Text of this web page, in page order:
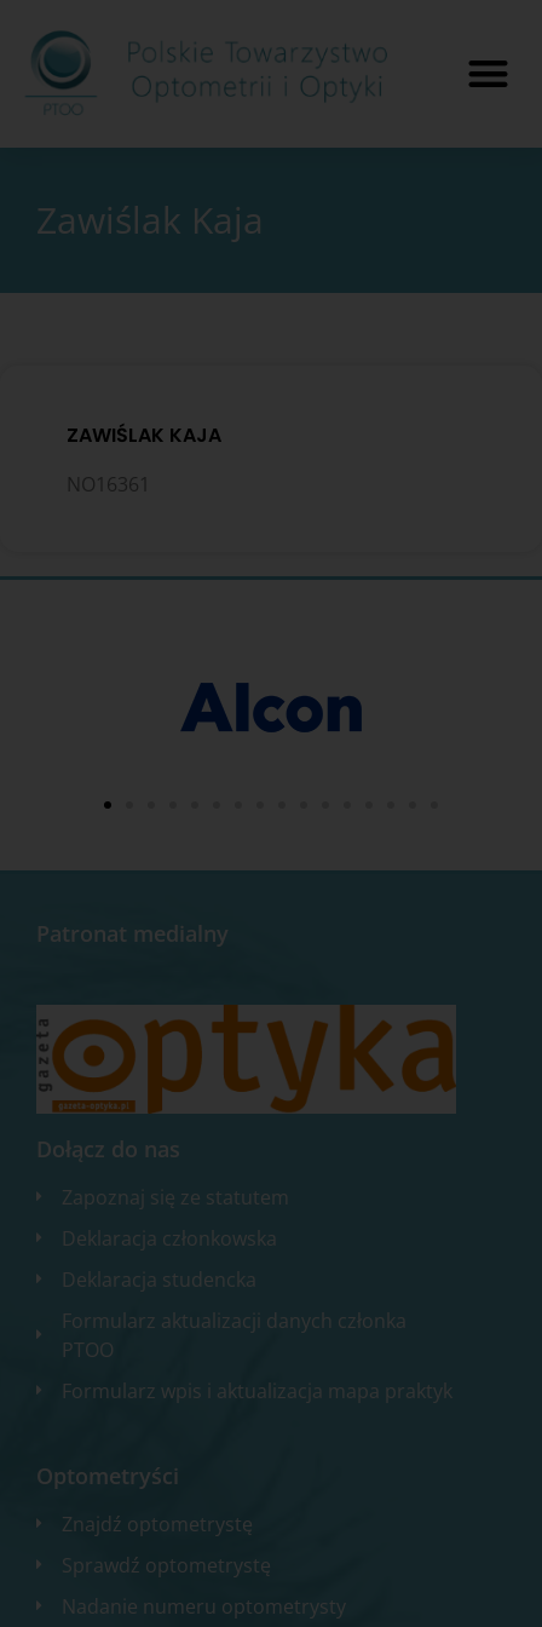
Zawiślak Kaja
ZAWIŚLAK KAJA
NO16361
Patronat medialny
Dołącz do nas
Zapoznaj się ze statutem
Deklaracja członkowska
Deklaracja studencka
Formularz aktualizacji danych członka
PTOO
Formularz wpis i aktualizacja mapa praktyk
Optometryści
Znajdź optometrystę
Sprawdź optometrystę
Nadanie numeru optometrysty